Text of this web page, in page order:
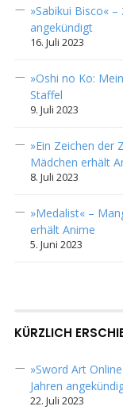
»Sabikui Bisco«
angekündigt
16. Juli 2023
»Oshi no Ko:
Staffel
9. Juli 2023
»Ein Zeichen der
Mädchen erhält
8. Juli 2023
»Medalist« –
erhält Anime
5. Juni 2023
KÜRZLICH
»Sword Art
Jahren
22. Juli 2023